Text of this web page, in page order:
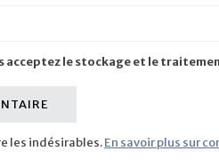
le stockage et le
les indésirables.En savoir plus sur